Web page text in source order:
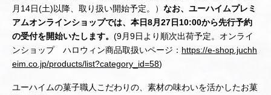
月14日(土)以降、取り扱い開始予定。） なお、ユーハイムプレミ
アムオンラインショップでは、本日8月27日10:00から先行予約
の受付を開始いたします。 (9月9日より順次出荷予定。オンライ
ンショップ ハロウィン商品取扱いページ： https://e-shop.juchh
eim.co.jp/products/list?category_id=58)
ユーハイムの菓子職人こだわりの、素材の味わいを活かしたお菓